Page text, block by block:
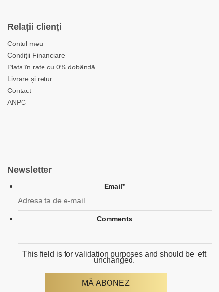
Relații clienți
Contul meu
Condiții Financiare
Plata în rate cu 0% dobândă
Livrare și retur
Contact
ANPC
Newsletter
Email*
Comments
This field is for validation purposes and should be left
unchanged.